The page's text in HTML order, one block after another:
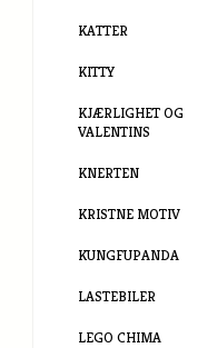
KATTER
KITTY
KJÆRLIGHET OG
VALENTINS
KNERTEN
KRISTNE MOTIV
KUNGFUPANDA
LASTEBILER
LEGO CHIMA